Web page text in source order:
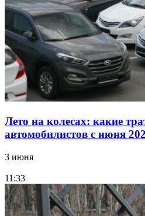
Лето на колесах: какие
автомобилистов с июня
3 июня
11:33